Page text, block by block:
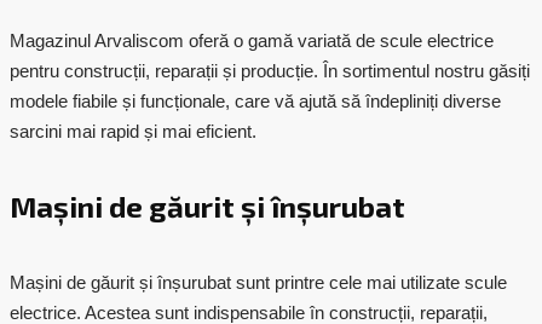
Magazinul Arvaliscom oferă o gamă variată de scule electrice
pentru construcții, reparații și producție. În sortimentul nostru găsiți
modele fiabile și funcționale, care vă ajută să îndepliniți diverse
sarcini mai rapid și mai eficient.
Mașini de găurit și înșurubat
Mașini de găurit și înșurubat sunt printre cele mai utilizate scule
electrice. Acestea sunt indispensabile în construcții, reparații,